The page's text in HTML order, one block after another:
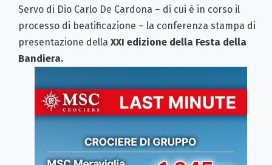
Servo di Dio Carlo De Cardona – di cui è in corso il
processo di beatificazione – la conferenza stampa di
presentazione della XXI edizione della Festa della
Bandiera.